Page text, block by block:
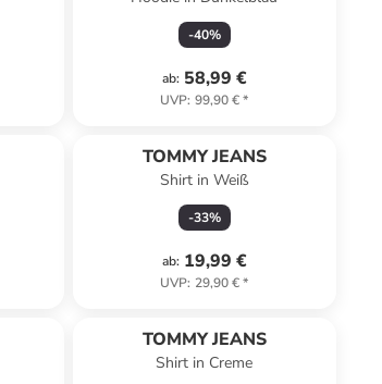
-40%
ab: 58,99 €
UVP: 99,90 €*
TOMMY JEANS
Shirt in Weiß
-33%
ab: 19,99 €
UVP: 29,90 €*
TOMMY JEANS
Shirt in Creme